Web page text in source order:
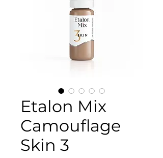
Etalon Mix
Camouflage
Skin 3